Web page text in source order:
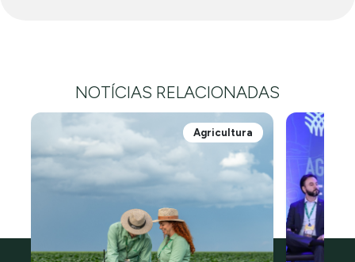
NOTÍCIAS RELACIONADAS
Agricultura